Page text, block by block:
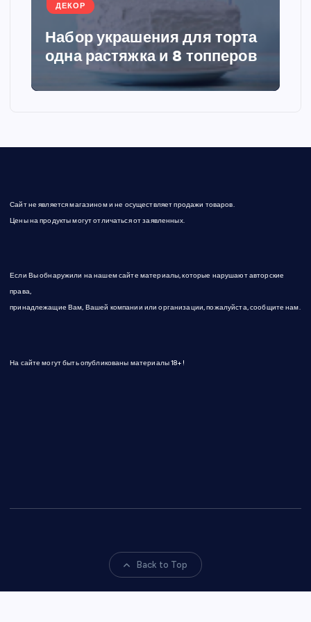
и
я
з
п
с
й
ДЕКОР
Набор украшения для торта
одна растяжка и 8 топперов
Сайт не является магазином и не осуществляет продажи товаров.
Цены на продукты могут отличаться от заявленных.
Если Вы обнаружили на нашем сайте материалы, которые нарушают авторские
права,
принадлежащие Вам, Вашей компании или организации, пожалуйста, сообщите нам.
На сайте могут быть опубликованы материалы 18+!
Back to Top